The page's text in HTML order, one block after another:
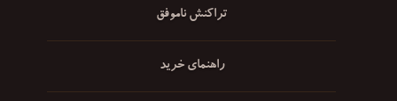
تراکنش ناموفق
راهنمای خرید